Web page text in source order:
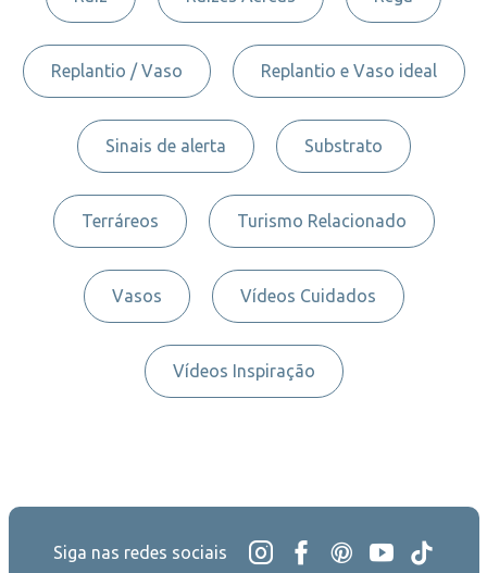
Replantio / Vaso Replantio e Vaso ideal
Sinais de alerta Substrato
Terráreos Turismo Relacionado
Vasos Vídeos Cuidados
Vídeos Inspiração
Siga nas redes sociais